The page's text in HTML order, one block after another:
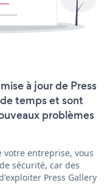
à jour de Press
temps et sont
problèmes
votre entreprise, vous
sécurité, car des
Press Gallery